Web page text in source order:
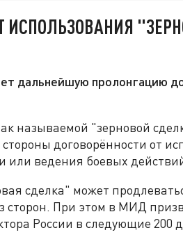
ИСПОЛЬЗОВАНИЯ
дальнейшую пролонгацию
называемой "зерновой
договорённости от
или ведения боевых
сделка" может
сторон. При этом в МИД
России в следующие 200